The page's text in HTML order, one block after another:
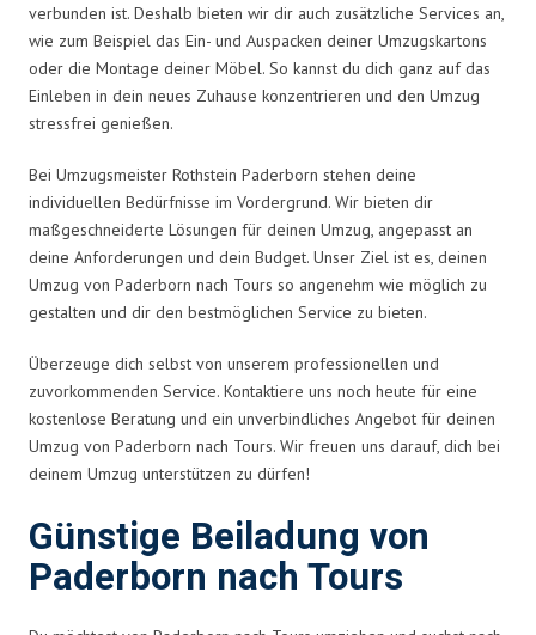
verbunden ist. Deshalb bieten wir dir auch zusätzliche Services an,
wie zum Beispiel das Ein- und Auspacken deiner Umzugskartons
oder die Montage deiner Möbel. So kannst du dich ganz auf das
Einleben in dein neues Zuhause konzentrieren und den Umzug
stressfrei genießen.
Bei Umzugsmeister Rothstein Paderborn stehen deine
individuellen Bedürfnisse im Vordergrund. Wir bieten dir
maßgeschneiderte Lösungen für deinen Umzug, angepasst an
deine Anforderungen und dein Budget. Unser Ziel ist es, deinen
Umzug von Paderborn nach Tours so angenehm wie möglich zu
gestalten und dir den bestmöglichen Service zu bieten.
Überzeuge dich selbst von unserem professionellen und
zuvorkommenden Service. Kontaktiere uns noch heute für eine
kostenlose Beratung und ein unverbindliches Angebot für deinen
Umzug von Paderborn nach Tours. Wir freuen uns darauf, dich bei
deinem Umzug unterstützen zu dürfen!
Günstige Beiladung von
Paderborn nach Tours